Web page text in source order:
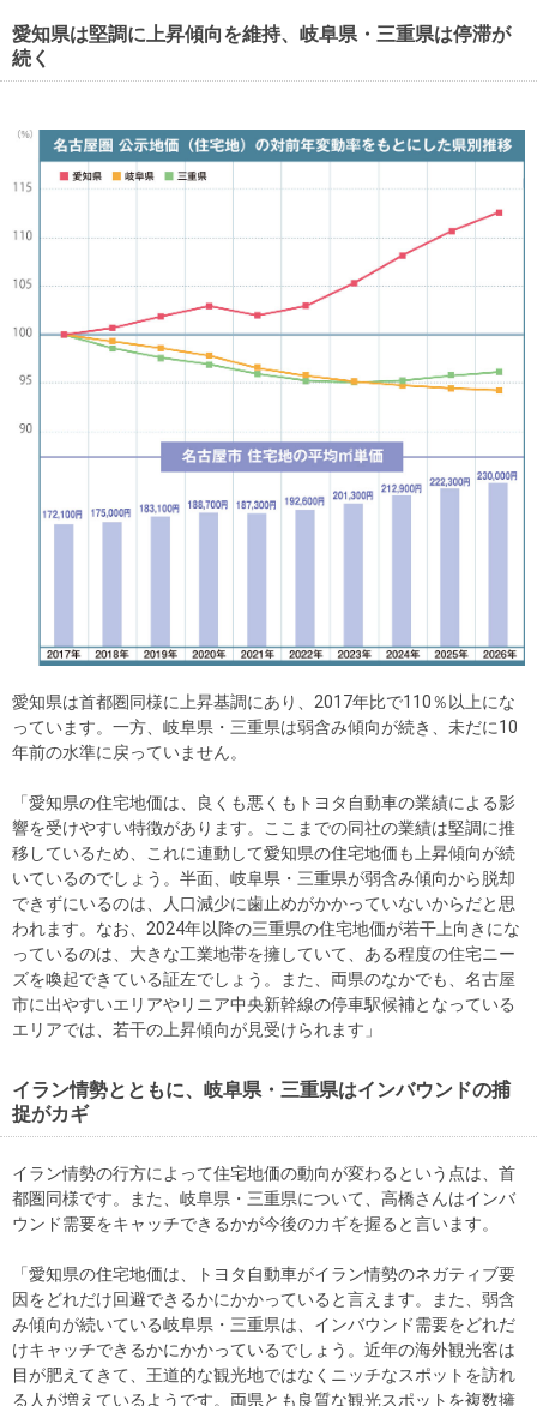
愛知県は堅調に上昇傾向を維持、岐阜県・三重県は停滞が
続く
愛知県は首都圏同様に上昇基調にあり、2017年比で110％以上にな
っています。一方、岐阜県・三重県は弱含み傾向が続き、未だに10
年前の水準に戻っていません。
「愛知県の住宅地価は、良くも悪くもトヨタ自動車の業績による影
響を受けやすい特徴があります。ここまでの同社の業績は堅調に推
移しているため、これに連動して愛知県の住宅地価も上昇傾向が続
いているのでしょう。半面、岐阜県・三重県が弱含み傾向から脱却
できずにいるのは、人口減少に歯止めがかかっていないからだと思
われます。なお、2024年以降の三重県の住宅地価が若干上向きにな
っているのは、大きな工業地帯を擁していて、ある程度の住宅ニー
ズを喚起できている証左でしょう。また、両県のなかでも、名古屋
市に出やすいエリアやリニア中央新幹線の停車駅候補となっている
エリアでは、若干の上昇傾向が見受けられます」
イラン情勢とともに、岐阜県・三重県はインバウンドの捕
捉がカギ
イラン情勢の行方によって住宅地価の動向が変わるという点は、首
都圏同様です。また、岐阜県・三重県について、高橋さんはインバ
ウンド需要をキャッチできるかが今後のカギを握ると言います。
「愛知県の住宅地価は、トヨタ自動車がイラン情勢のネガティブ要
因をどれだけ回避できるかにかかっていると言えます。また、弱含
み傾向が続いている岐阜県・三重県は、インバウンド需要をどれだ
けキャッチできるかにかかっているでしょう。近年の海外観光客は
目が肥えてきて、王道的な観光地ではなくニッチなスポットを訪れ
る人が増えているようです。両県とも良質な観光スポットを複数擁